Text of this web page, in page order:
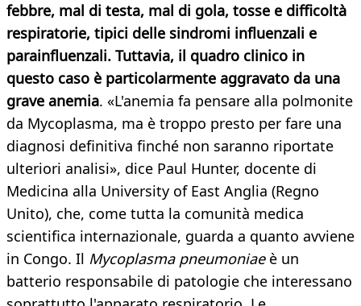
febbre, mal di testa, mal di gola, tosse e difficoltà
respiratorie, tipici delle sindromi influenzali e
parainfluenzali. Tuttavia, il quadro clinico in
questo caso è particolarmente aggravato da una
grave anemia. «L'anemia fa pensare alla polmonite
da Mycoplasma, ma è troppo presto per fare una
diagnosi definitiva finché non saranno riportate
ulteriori analisi», dice Paul Hunter, docente di
Medicina alla University of East Anglia (Regno
Unito), che, come tutta la comunità medica
scientifica internazionale, guarda a quanto avviene
in Congo. Il Mycoplasma pneumoniaeè un
batterio responsabile di patologie che interessano